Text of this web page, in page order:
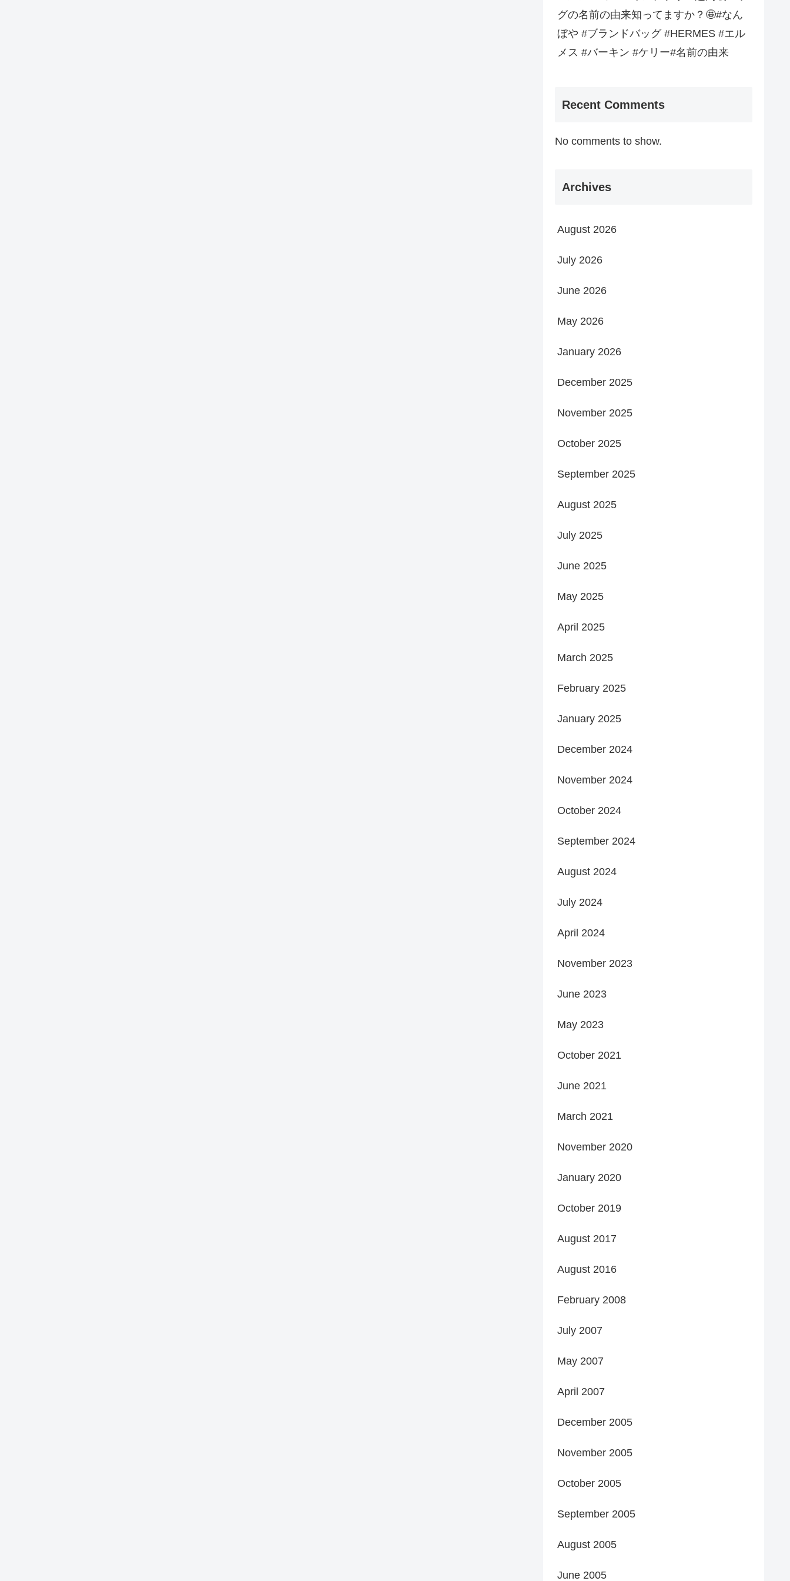
グの名前の由来知ってますか？🤩️#なん
ぼや #ブランドバッグ #HERMES #エル
メス #バーキン #ケリー#名前の由来
Recent Comments
No comments to show.
Archives
August 2026
July 2026
June 2026
May 2026
January 2026
December 2025
November 2025
October 2025
September 2025
August 2025
July 2025
June 2025
May 2025
April 2025
March 2025
February 2025
January 2025
December 2024
November 2024
October 2024
September 2024
August 2024
July 2024
April 2024
November 2023
June 2023
May 2023
October 2021
June 2021
March 2021
November 2020
January 2020
October 2019
August 2017
August 2016
February 2008
July 2007
May 2007
April 2007
December 2005
November 2005
October 2005
September 2005
August 2005
June 2005